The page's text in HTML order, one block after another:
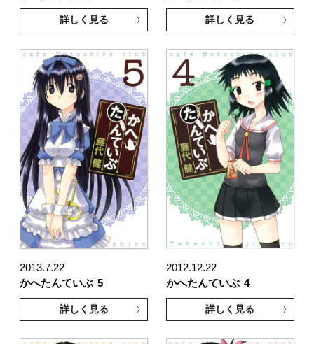
詳しく見る 詳しく見る
2013.7.22
かへたんていぶ 5
詳しく見る
2012.12.22
かへたんていぶ 4
詳しく見る